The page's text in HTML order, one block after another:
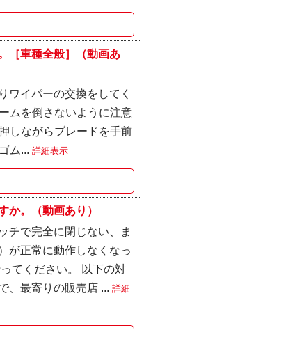
［車種全般］（動画あ
ワイパーの交換をしてく
ムを倒さないように注意
しながらブレードを手前
ム... 詳細表示
か。（動画あり）
チで完全に閉じない、ま
が正常に動作しなくなっ
てください。 以下の対
、最寄りの販売店 ... 詳細